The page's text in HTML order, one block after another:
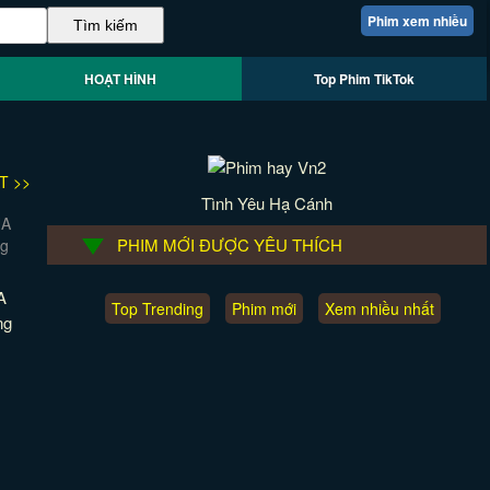
Phim xem nhiều
HOẠT HÌNH Top Phim TikTok
>>
Tình Yêu Hạ Cánh
PHIM MỚI ĐƯỢC YÊU THÍCH
Top Trending Phim mới Xem nhiều nhất